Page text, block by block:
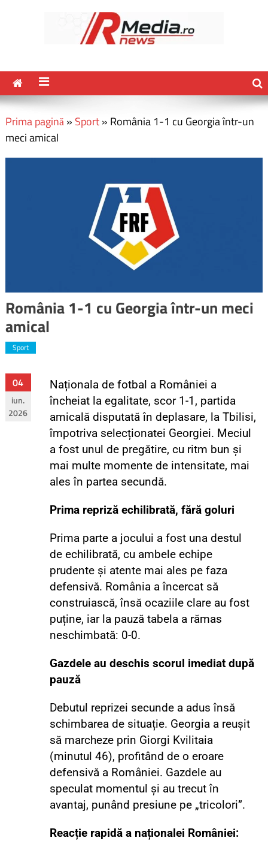
Prima pagină» Sport» România 1-1 cu Georgia într-un
meci amical
România 1-1 cu Georgia într-un meci
amical
Sport
04
iun.
2026
Naționala de fotbal a României a
încheiat la egalitate, scor 1-1, partida
amicală disputată în deplasare, la Tbilisi,
împotriva selecționatei Georgiei. Meciul
a fost unul de pregătire, cu ritm bun și
mai multe momente de intensitate, mai
ales în partea secundă.
Prima repriză echilibrată, fără goluri
Prima parte a jocului a fost una destul
de echilibrată, cu ambele echipe
prudente și atente mai ales pe faza
defensivă. România a încercat să
construiască, însă ocaziile clare au fost
puține, iar la pauză tabela a rămas
neschimbată: 0-0.
Gazdele au deschis scorul imediat după
pauză
Debutul reprizei secunde a adus însă
schimbarea de situație. Georgia a reușit
să marcheze prin Giorgi Kvilitaia
(minutul 46), profitând de o eroare
defensivă a României. Gazdele au
speculat momentul și au trecut în
avantaj, punând presiune pe „tricolori”.
Reacție rapidă a naționalei României: